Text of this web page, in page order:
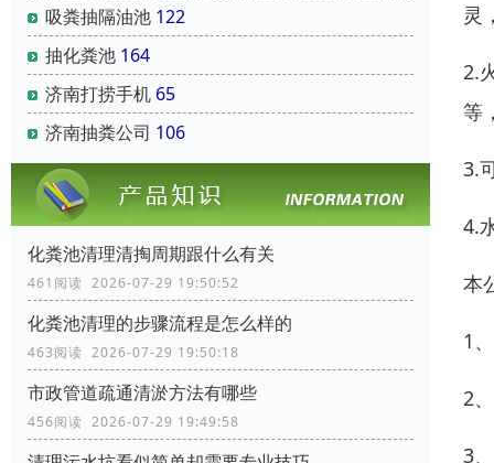
吸粪抽隔油池 122
抽化粪池 164
济南打捞手机 65
济南抽粪公司 106
化粪池清理清掏周期跟什么有关
461阅读 2026-07-29 19:50:52
化粪池清理的步骤流程是怎么样的
463阅读 2026-07-29 19:50:18
市政管道疏通清淤方法有哪些
456阅读 2026-07-29 19:49:58
灵
2.
等
3.
4.
本
1
2
3